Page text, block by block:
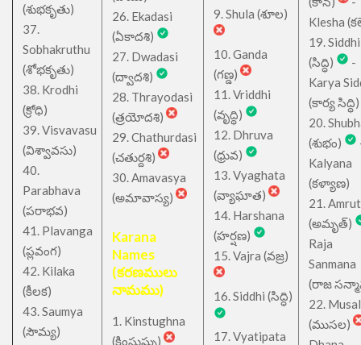
(శుభకృతు)
37.
Sobhakruthu
(శోభకృతు)
38. Krodhi
(క్రోధి)
39. Visvavasu
(విశ్వావసు)
40.
Parabhava
(పరాభవ)
41. Plavanga
(ప్లవంగ)
42. Kilaka
(కీలక)
43. Saumya
(సౌమ్య)
26. Ekadasi
(ఏకాదశి)
27. Dwadasi
(ద్వాదశి)
28. Thrayodasi
(త్రయోదశి)
29. Chathurdasi
(చతుర్దశి)
30. Amavasya
(అమావాస్య)
Karana
Names
(కరణములు
నామము)
1. Kinstughna
(కింస్తుఘ్న)
9. Shula (శూల)
10. Ganda
(గణ్డ)
11. Vriddhi
(వృద్ధి)
12. Dhruva
(ధ్రువ)
13. Vyaghata
(వ్యాఘాత)
14. Harshana
(హర్షణ)
15. Vajra (వజ్ర)
16. Siddhi (సిద్ధి)
17. Vyatipata
Klesha
19. Siddhi
(సిద్ధి)
-
Karya
(కార్య సిద్ధి)
20.
(శుభం)
Kalyana
(కళ్యాణ)
21.
(అమృత్)
Raja
Sanmana
(రాజ
22.
(ముసల)